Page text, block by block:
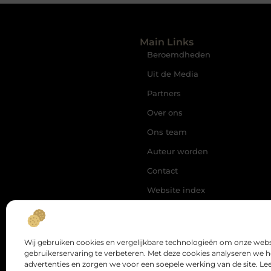
Wij gebruiken cookies en vergelijkbare technologieën om onze
gebruikerservaring te verbeteren. Met deze cookies analyseren we
advertenties en zorgen we voor een soepele werking van de site.
Main Links
Beroemdheden
Uit de Media
Partners
Over ons
Ons team
Auteur worden
Contact
Website index
Geld Online Verdienen: Zo Zet
Jij de Eerste Stap naar